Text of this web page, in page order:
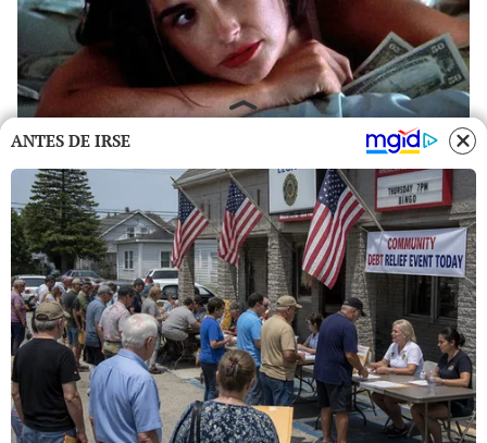
ANTES DE IRSE